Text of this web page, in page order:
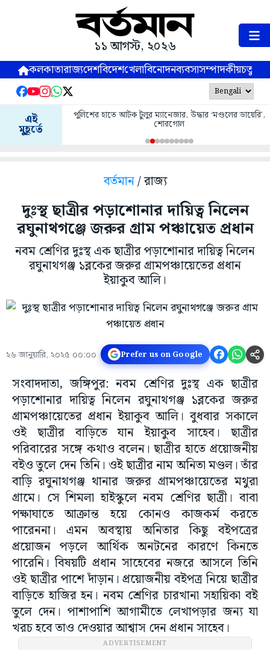
১১ আগস্ট, ২০২৬
কলকাতারাজ্যদেশবিদেশখেলাবিনোদনব্যবসাসম্পাদকীয়
এই
মুহূর্তে
পুলিশের হাতে আটক টুলুর ম্যানেজার, উদ্ধার ‘মণ্ডলের ডায়েরি’,
শোরগোল
বর্তমান/ রাজ্য
দুঃস্থ ছাত্রীর পড়াশোনার দায়িত্ব নিলেন
রঘুনাথগঞ্জে জরুর গ্রাম পঞ্চায়েত প্রধান
নবম শ্রেণির দুঃস্থ এক ছাত্রীর পড়াশোনার দায়িত্ব নিলেন
রঘুনাথগঞ্জ ১ব্লকের জরুর গ্রামপঞ্চায়েতের প্রধান
ইয়াকুব আলি।
২৬ জানুয়ারি, ২০২৫ ০০:০০ Prefer us on Google
সংবাদদাতা, জঙ্গিপুর: নবম শ্রেণির দুঃস্থ এক ছাত্রীর
পড়াশোনার দায়িত্ব নিলেন রঘুনাথগঞ্জ ১ব্লকের জরুর
গ্রামপঞ্চায়েতের প্রধান ইয়াকুব আলি। বুধবার সকালে
ওই ছাত্রীর বাড়িতে যান ইয়াকুব সাহেব। ছাত্রীর
পরিবারের সঙ্গে কথাও বলেন। ছাত্রীর হাতে প্রয়োজনীয়
বইও তুলে দেন তিনি। ওই ছাত্রীর নাম অনিতা মণ্ডল। তাঁর
বাড়ি রঘুনাথগঞ্জ থানার জরুর গ্রামপঞ্চায়েতের মথুরা
গ্রামে। সে শিমলা হাইস্কুলে নবম শ্রেণির ছাত্রী। বাবা
পক্ষাঘাতে আক্রান্ত হয়ে কোনও কাজকর্ম করতে
পারেননা। এমন অবস্থায় অনিতার কিছু বইপত্রের
প্রয়োজন পড়লে আর্থিক অনটনের কারণে কিনতে
পারেনি। বিষয়টি প্রধান সাহেবের নজরে আসলে তিনি
ওই ছাত্রীর পাশে দাঁড়ান। প্রয়োজনীয় বইপত্র নিয়ে ছাত্রীর
বাড়িতে হাজির হন। নবম শ্রেণির চারখানা সহায়িকা বই
তুলে দেন। পাশাপাশি আগামীতে লেখাপড়ার জন্য যা
খরচ হবে তাও দেওয়ার আশ্বাস দেন প্রধান সাহেব।
ADVERTISEMENT